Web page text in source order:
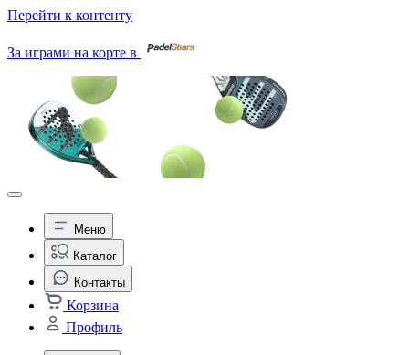
Перейти к контенту
За играми на корте в
Меню
Каталог
Контакты
Корзина
Профиль